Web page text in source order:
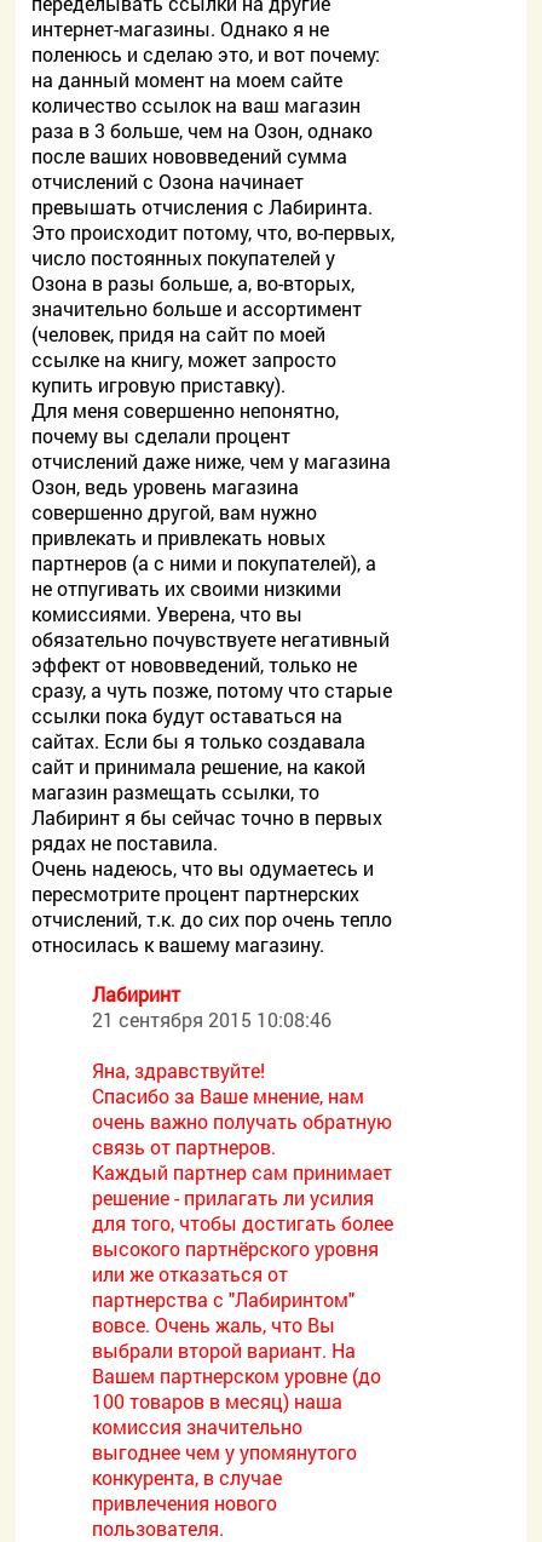
интернет-магазины. Однако я не
поленюсь и сделаю это, и вот почему:
на данный момент на моем сайте
количество ссылок на ваш магазин
раза в 3 больше, чем на Озон, однако
после ваших нововведений сумма
отчислений с Озона начинает
превышать отчисления с Лабиринта.
Это происходит потому, что, во-первых,
число постоянных покупателей у
Озона в разы больше, а, во-вторых,
значительно больше и ассортимент
(человек, придя на сайт по моей
ссылке на книгу, может запросто
купить игровую приставку).
Для меня совершенно непонятно,
почему вы сделали процент
отчислений даже ниже, чем у магазина
Озон, ведь уровень магазина
совершенно другой, вам нужно
привлекать и привлекать новых
партнеров (а с ними и покупателей), а
не отпугивать их своими низкими
комиссиями. Уверена, что вы
обязательно почувствуете негативный
эффект от нововведений, только не
сразу, а чуть позже, потому что старые
ссылки пока будут оставаться на
сайтах. Если бы я только создавала
сайт и принимала решение, на какой
магазин размещать ссылки, то
Лабиринт я бы сейчас точно в первых
рядах не поставила.
Очень надеюсь, что вы одумаетесь и
пересмотрите процент партнерских
отчислений, т.к. до сих пор очень тепло
относилась к вашему магазину.
Лабиринт
21 сентября 2015 10:08:46
Яна, здравствуйте!
Спасибо за Ваше мнение, нам
очень важно получать обратную
связь от партнеров.
Каждый партнер сам принимает
решение - прилагать ли усилия
для того, чтобы достигать более
высокого партнёрского уровня
или же отказаться от
партнерства с "Лабиринтом"
вовсе. Очень жаль, что Вы
выбрали второй вариант. На
Вашем партнерском уровне (до
100 товаров в месяц) наша
комиссия значительно
выгоднее чем у упомянутого
конкурента, в случае
привлечения нового
пользователя.